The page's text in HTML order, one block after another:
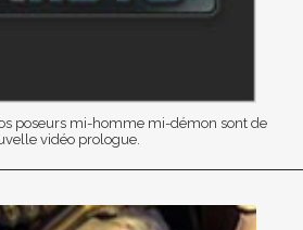
poseurs mi-homme mi-démon sont de
vidéo prologue.